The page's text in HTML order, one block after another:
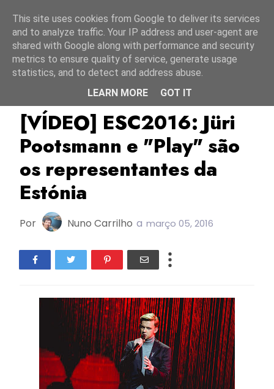
Eesti Laul 2016 ERR ESC2016
[VÍDEO] ESC2016: Jüri
Pootsmann e "Play" são
os representantes da
Estónia
Por Nuno Carrilho a março 05, 2016
This site uses cookies from Google to deliver its services
and to analyze traffic. Your IP address and user-agent are
shared with Google along with performance and security
metrics to ensure quality of service, generate usage
statistics, and to detect and address abuse.
LEARN MORE
GOT IT